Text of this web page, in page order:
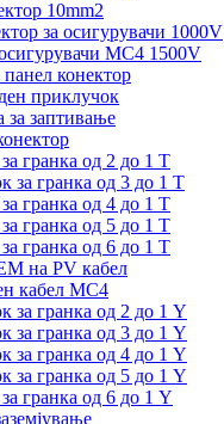
10mm2
за осигурувачи 1000V
MC4 1500V
конектор
приклучок
заптивање
гранка од 2 до 1 Т
за гранка од 3 до 1 Т
гранка од 4 до 1 Т
гранка од 5 до 1 Т
гранка од 6 до 1 Т
на PV кабел
кабел MC4
за гранка од 2 до 1 Y
за гранка од 3 до 1 Y
за гранка од 4 до 1 Y
за гранка од 5 до 1 Y
гранка од 6 до 1 Y